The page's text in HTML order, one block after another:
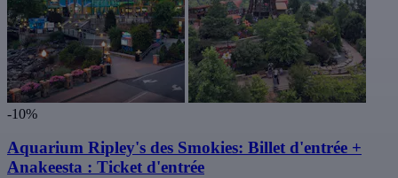
-10%
Aquarium Ripley's des Smokies: Billet d'entrée +
Anakeesta : Ticket d'entrée